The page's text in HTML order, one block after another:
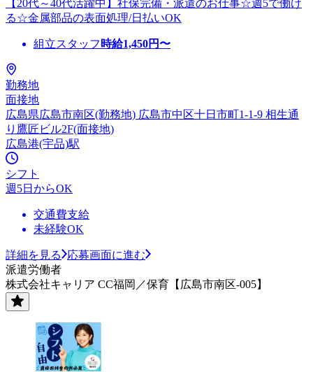
【20代～40代活躍中】社保完備・派遣のお仕事☆週5で働け
る☆金属部品の表面処理/日払いOK
組立スタッフ 時給1,450円〜
勤務地
面接地
広島県広島市南区(勤務地) 広島市中区十日市町1-1-9 相生通
り鷹匠ビル2F(面接地)
広島港(宇品)駅
シフト
週5日からOK
交通費支給
未経験OK
詳細を見る
応募画面に進む
派遣労働者
株式会社キャリア CC福岡／保育【広島市南区-005】